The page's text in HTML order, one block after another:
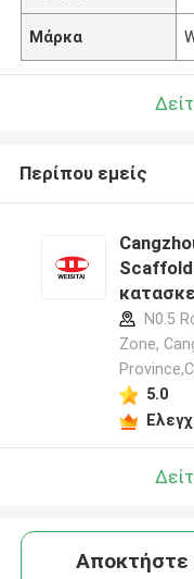
Μάρκα
Περίπου εμείς
N0.5
Zone,
5.0
Αποκτήστε